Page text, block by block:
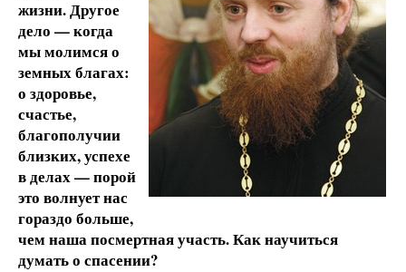
жизни. Другое
дело — когда
мы молимся о
земных благах:
о здоровье,
счастье,
благополучии
близких, успехе
в делах — порой
это волнует нас
гораздо больше,
чем наша посмертная участь. Как научиться
думать о спасении?